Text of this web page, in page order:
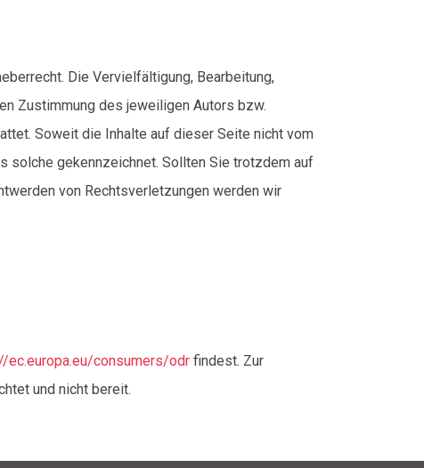
Die Vervielfältigung, Bearbeitung,
Zustimmung des jeweiligen Autors bzw.
Soweit die Inhalte auf dieser Seite nicht vom
solche gekennzeichnet. Sollten Sie trotzdem auf
von Rechtsverletzungen werden wir
ec.europa.eu/consumers/odr findest. Zur
und nicht bereit.